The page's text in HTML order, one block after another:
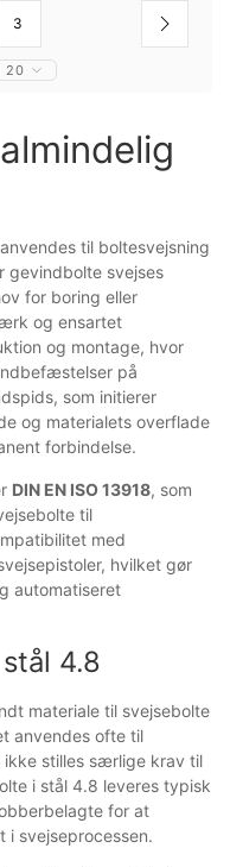
3
20
anvendes til boltesvejsning
gevindbolte svejses
for boring eller
og ensartet
og montage, hvor
på
som initierer
og materialets overflade
forbindelse.
DIN EN ISO 13918, som
til
med
hvilket gør
automatiseret
4.8
materiale til svejsebolte
anvendes ofte til
ikke stilles særlige krav til
i stål 4.8 leveres typisk
for at
i svejseprocessen.